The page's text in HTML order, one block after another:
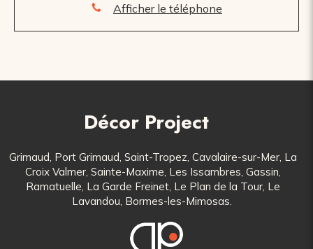
Afficher le téléphone
Décor Project
Grimaud, Port Grimaud, Saint-Tropez, Cavalaire-sur-Mer, La
Croix Valmer, Sainte-Maxime, Les Issambres, Gassin,
Ramatuelle, La Garde Freinet, Le Plan de la Tour, Le
Lavandou, Bormes-les-Mimosas.